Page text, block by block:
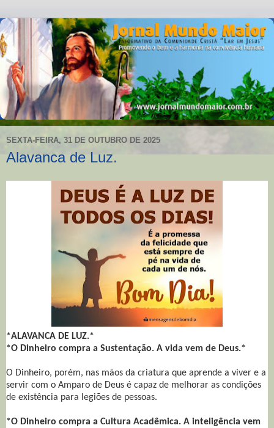
SEXTA-FEIRA, 31 DE OUTUBRO DE 2025
Alavanca de Luz.
*ALAVANCA DE LUZ.*
*O Dinheiro compra a Sustentação. A vida vem de Deus.*
O Dinheiro, porém, nas mãos da criatura que aprende a viver e a
servir com o Amparo de Deus é capaz de melhorar as condições
de existência para legiões de pessoas.
*O Dinheiro compra a Cultura Acadêmica. A inteligência vem